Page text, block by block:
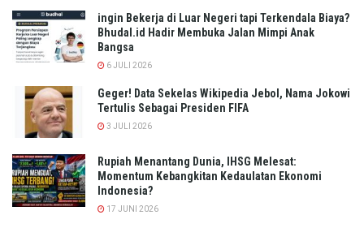
ingin Bekerja di Luar Negeri tapi Terkendala Biaya?
Bhudal.id Hadir Membuka Jalan Mimpi Anak
Bangsa
6 JULI 2026
Geger! Data Sekelas Wikipedia Jebol, Nama Jokowi
Tertulis Sebagai Presiden FIFA
3 JULI 2026
Rupiah Menantang Dunia, IHSG Melesat:
Momentum Kebangkitan Kedaulatan Ekonomi
Indonesia?
17 JUNI 2026